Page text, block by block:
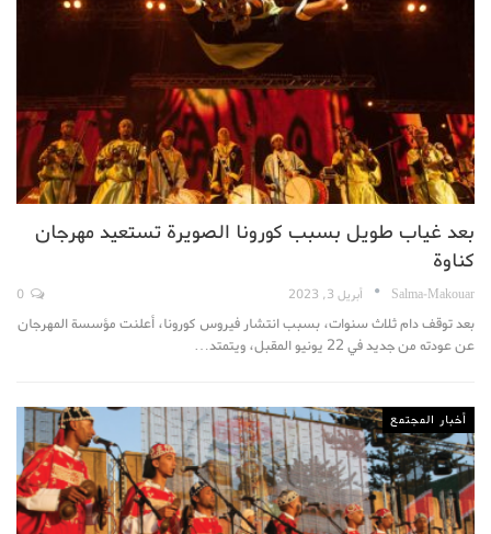
بعد غياب طويل بسبب كورونا الصويرة تستعيد مهرجان
كناوة
Salma-Makouar أبريل 3, 2023
بعد توقف دام ثلاث سنوات، بسبب انتشار فيروس كورونا، أعلنت مؤسسة المهرجان
عن عودته من جديد في 22 يونيو المقبل، ويتمتد…
أخبار المجتمع